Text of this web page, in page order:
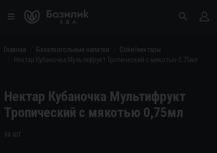
Главная Безалкогольные напитки
Соки/нектары
Нектар Кубаночка Мультифрукт Тропический с мякотью 0,75мл
Нектар Кубаночка Мультифрукт
Тропический с мякотью 0,75мл
за шт